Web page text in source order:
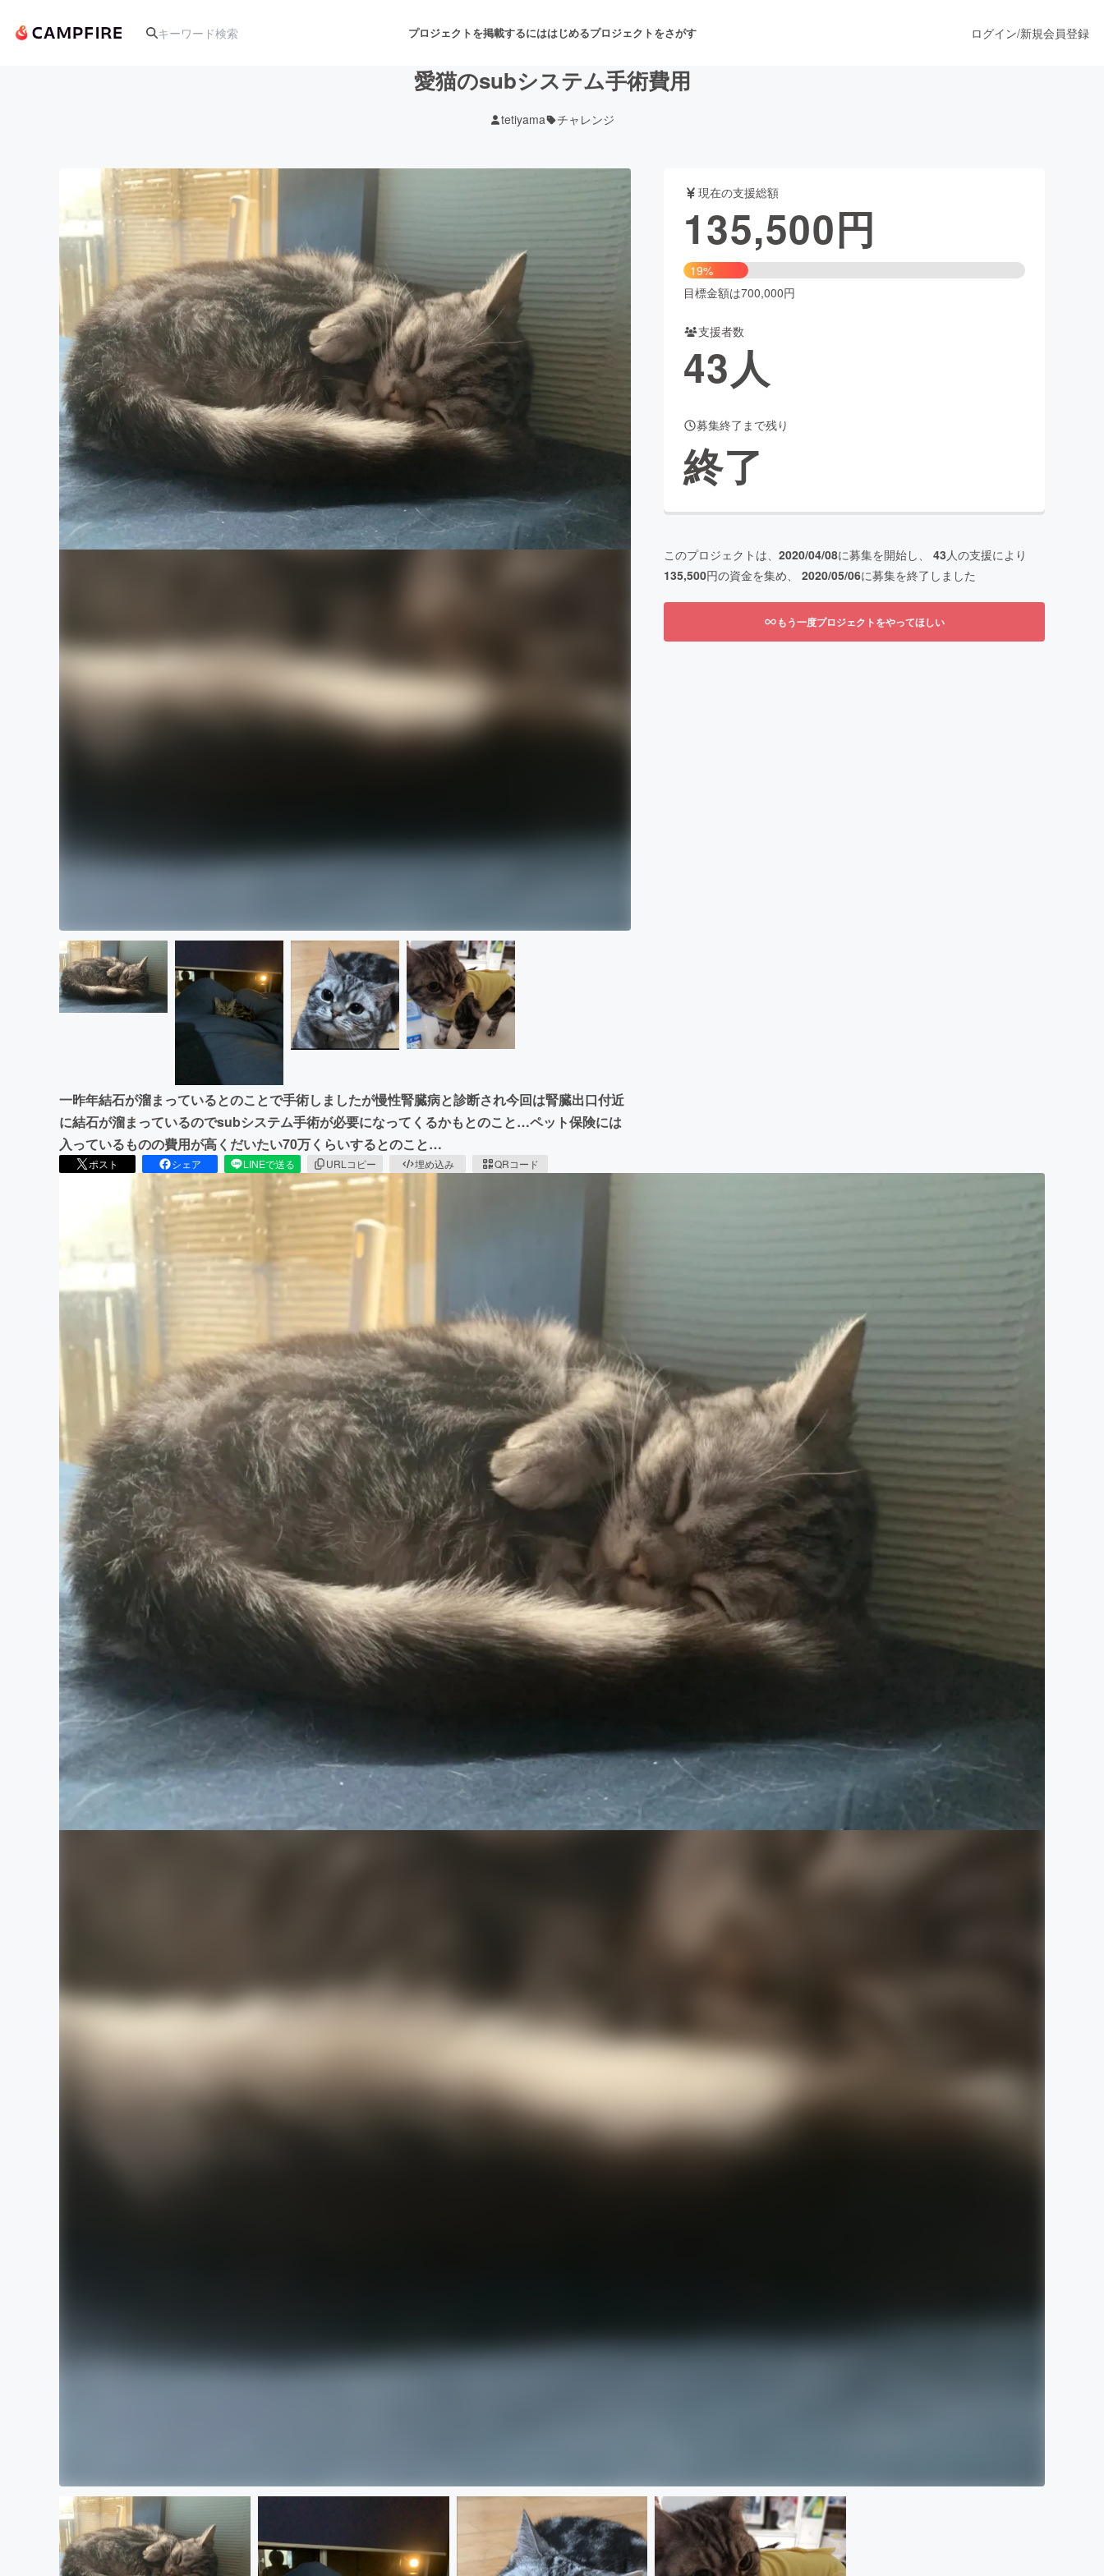
プロジェクトを掲載するにははじめるプロジェクトをさがす
アート・写真 舞台・パフォーマンス
テクノロジー・ガジェット フード・飲食店 ファッション
映像・映画 書籍・雑誌出版 アニメ・漫画
ビジネス・起業 チャレンジ ビューティー・ヘルスケア
まちづくり・地域活性化
CAMPFIRE for Social Good
CAMPFIRE Creation
CAMPFIREふるさと納税
コミュニティ
ログイン/新規会員登録
愛猫のsubシステム手術費用
tetiyama チャレンジ
一昨年結石が溜まっているとのことで手術しましたが慢性腎臓病と診断され今回は腎臓出口付近
に結石が溜まっているのでsubシステム手術が必要になってくるかもとのこと…ペット保険には
入っているものの費用が高くだいたい70万くらいするとのこと…
ポスト シェア LINEで送る URLコピー 埋め込み QRコード
現在の支援総額
135,500円
19%
目標金額は700,000円
支援者数
43人
募集終了まで残り
終了
このプロジェクトは、 2020/04/08に募集を開始し、 43人の支援により
135,500円の資金を集め、 2020/05/06に募集を終了しました
もう一度プロジェクトをやってほしい